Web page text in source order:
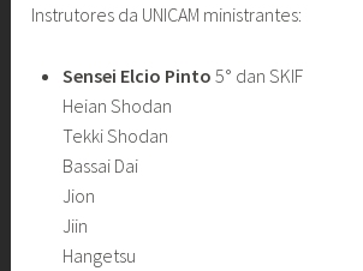
Instrutores da UNICAM ministrantes:
Sensei Elcio Pinto 5° dan SKIF
Heian Shodan
Tekki Shodan
Bassai Dai
Jion
Jiin
Hangetsu